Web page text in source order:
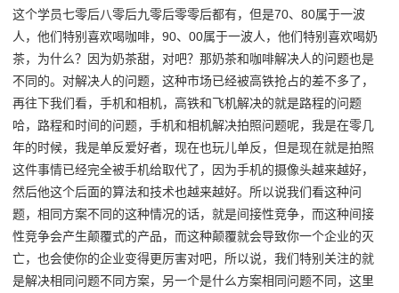
这个学员七零后八零后九零后零零后都有，但是70、80属于一波
人，他们特别喜欢喝咖啡，90、00属于一波人，他们特别喜欢喝奶
茶，为什么？因为奶茶甜，对吧？那奶茶和咖啡解决人的问题也是
不同的。对解决人的问题，这种市场已经被高铁抢占的差不多了，
再往下我们看，手机和相机，高铁和飞机解决的就是路程的问题
哈，路程和时间的问题，手机和相机解决拍照问题呢，我是在零几
年的时候，我是单反爱好者，现在也玩儿单反，但是现在就是拍照
这件事情已经完全被手机给取代了，因为手机的摄像头越来越好，
然后他这个后面的算法和技术也越来越好。所以说我们看这种问
题，相同方案不同的这种情况的话，就是间接性竞争，而这种间接
性竞争会产生颠覆式的产品，而这种颠覆就会导致你一个企业的灭
亡，也会使你的企业变得更厉害对吧，所以说，我们特别关注的就
是解决相同问题不同方案，另一个是什么方案相同问题不同，这里